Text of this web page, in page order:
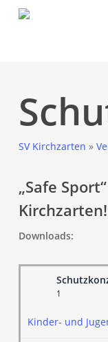
SV Kirchzarten »
„Safe
Kirchzarten!
Downloads:
1
Kinder- und